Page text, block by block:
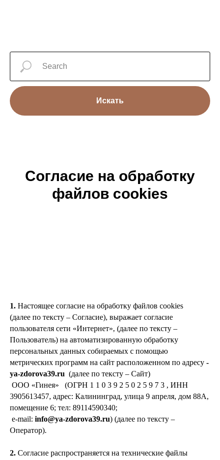
Искать
Согласие на обработку
файлов cookies
1. Настоящее согласие на обработку файлов cookies
(далее по тексту – Согласие), выражает согласие
пользователя сети «Интернет», (далее по тексту –
Пользователь) на автоматизированную обработку
персональных данных собираемых с помощью
метрических программ на сайт расположенном по адресу -
ya-zdorova39.ru (далее по тексту – Сайт)
ООО «Гинея» (ОГРН 1 1 0 3 9 2 5 0 2 5 9 7 3 , ИНН
3905613457, адрес: Калининград, улица 9 апреля, дом 88А,
помещение 6; тел: 89114590340;
e-mail: info@ya-zdorova39.ru) (далее по тексту –
Оператор).
2. Согласие распространяется на технические файлы